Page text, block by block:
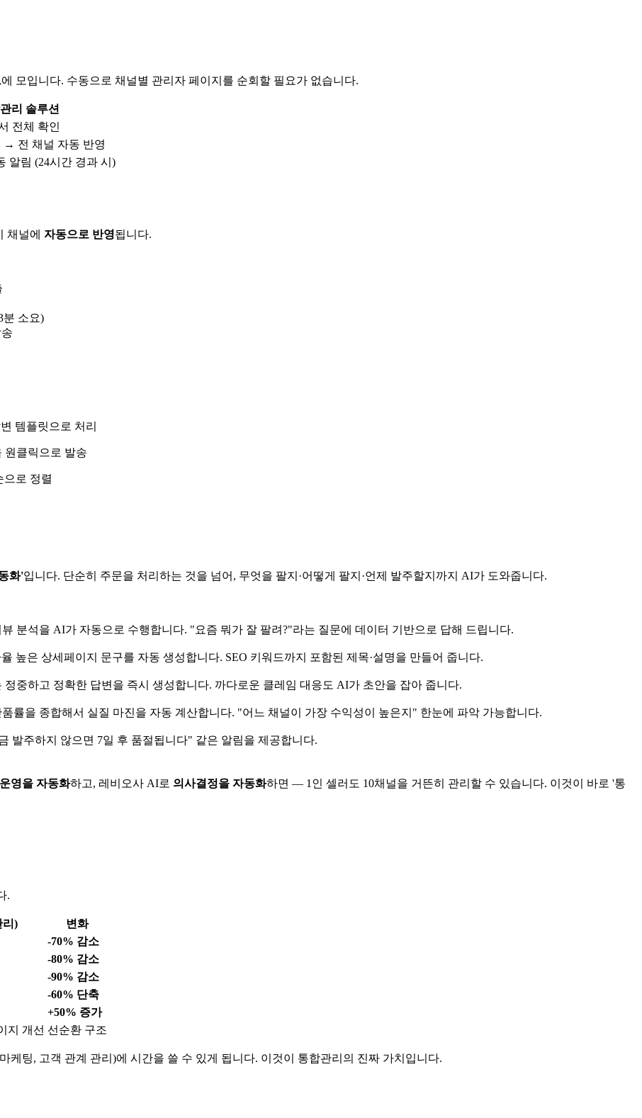
에 모입니다. 수동으로 채널별 관리자 페이지를 순회할 필요가 없습니다.
리 솔루션
전체 확인
→ 전 채널 자동 반영
알림 (24시간 경과 시)
채널에 자동으로 반영됩니다.
분 소요)
템플릿으로 처리
원클릭으로 발송
으로 정렬
화'입니다. 단순히 주문을 처리하는 것을 넘어, 무엇을 팔지·어떻게 팔지·언제 발주할지까지 AI가 도와줍니다.
분석을 AI가 자동으로 수행합니다. "요즘 뭐가 잘 팔려?"라는 질문에 데이터 기반으로 답해 드립니다.
높은 상세페이지 문구를 자동 생성합니다. SEO 키워드까지 포함된 제목·설명을 만들어 줍니다.
중하고 정확한 답변을 즉시 생성합니다. 까다로운 클레임 대응도 AI가 초안을 잡아 줍니다.
률을 종합해서 실질 마진을 자동 계산합니다. "어느 채널이 가장 수익성이 높은지" 한눈에 파악 가능합니다.
주하지 않으면 7일 후 품절됩니다" 같은 알림을 제공합니다.
운영을 자동화하고, 레비오사 AI로 의사결정을 자동화하면 — 1인 셀러도 10채널을 거뜬히 관리할 수 있습니다. 이것이 바로 '통
.
리)
변화
-70% 감소
-80% 감소
-90% 감소
-60% 단축
+50% 증가
지 개선 선순환 구조
케팅, 고객 관계 관리)에 시간을 쓸 수 있게 됩니다. 이것이 통합관리의 진짜 가치입니다.